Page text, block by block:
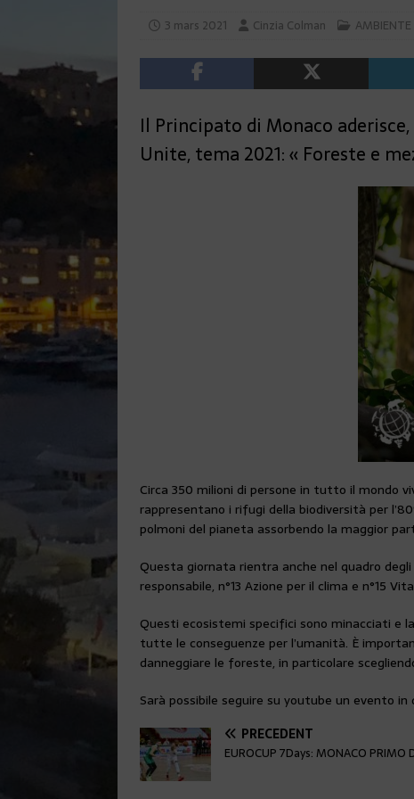
3 mars 2021 Cinzia Colman AMBIENTE
Il Principato di Monaco
Unite, tema 2021: « Foreste e
Circa 350 milioni di persone in tutto il mondo
rappresentano i rifugi della biodiversità per
polmoni del pianeta assorbendo la maggior
Questa giornata rientra anche nel quadro
responsabile, n°13 Azione per il clima e n°15
Questi ecosistemi specifici sono minacciati e
tutte le conseguenze per l’umanità. È
danneggiare le foreste, in particolare
Sarà possibile seguire su youtube un evento
PRÉCÉDENT
EUROCUP 7Days: MONACO PRIMO